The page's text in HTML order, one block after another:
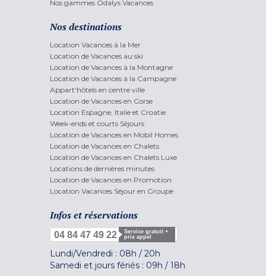
Nos gammes Odalys Vacances
Nos destinations
Location Vacances à la Mer
Location de Vacances au ski
Location de Vacances à la Montagne
Location de Vacances à la Campagne
Appart'hôtels en centre ville
Location de Vacances en Corse
Location Espagne, Italie et Croatie
Week-ends et courts Séjours
Location de Vacances en Mobil Homes
Location de Vacances en Chalets
Location de Vacances en Chalets Luxe
Locations de dernières minutes
Location de Vacances en Promotion
Location Vacances Séjour en Groupe
Infos et réservations
04 84 47 49 22
Service gratuit +
prix appel
Lundi/Vendredi : 08h / 20h
Samedi et jours fériés : 09h / 18h